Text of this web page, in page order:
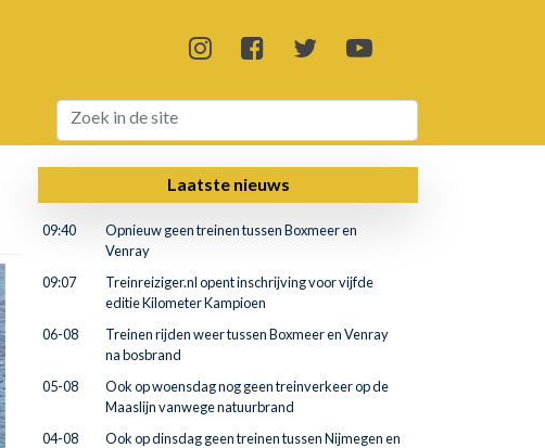
Laatste nieuws
09:40
Opnieuw geen treinen tussen Boxmeer en
Venray
09:07
Treinreiziger.nl opent inschrijving voor vijfde
editie Kilometer Kampioen
06-08
Treinen rijden weer tussen Boxmeer en Venray
na bosbrand
05-08
Ook op woensdag nog geen treinverkeer op de
Maaslijn vanwege natuurbrand
04-08
Ook op dinsdag geen treinen tussen Nijmegen en